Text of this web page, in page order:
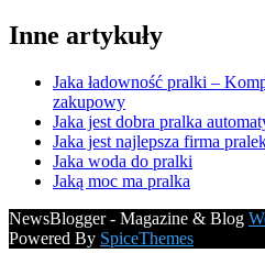
Inne artykuły
Jaka ładowność pralki –
zakupowy
Jaka jest dobra pralka
Jaka jest najlepsza firma
Jaka woda do pralki
Jaką moc ma pralka
NewsBlogger - Magazine & Blog
Powered By SpiceThemes